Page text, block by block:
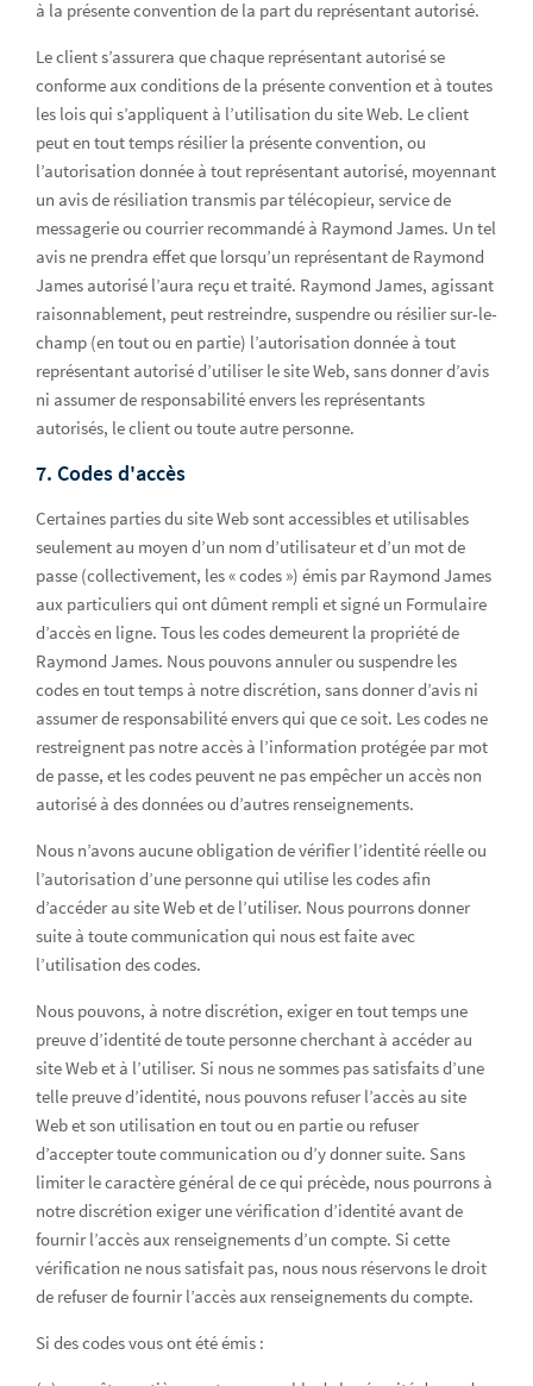
à la présente convention de la part du représentant autorisé.
Le client s’assurera que chaque représentant autorisé se
conforme aux conditions de la présente convention et à toutes
les lois qui s’appliquent à l’utilisation du site Web. Le client
peut en tout temps résilier la présente convention, ou
l’autorisation donnée à tout représentant autorisé, moyennant
un avis de résiliation transmis par télécopieur, service de
messagerie ou courrier recommandé à Raymond James. Un tel
avis ne prendra effet que lorsqu’un représentant de Raymond
James autorisé l’aura reçu et traité. Raymond James, agissant
raisonnablement, peut restreindre, suspendre ou résilier sur-le-
champ (en tout ou en partie) l’autorisation donnée à tout
représentant autorisé d’utiliser le site Web, sans donner d’avis
ni assumer de responsabilité envers les représentants
autorisés, le client ou toute autre personne.
7. Codes d'accès
Certaines parties du site Web sont accessibles et utilisables
seulement au moyen d’un nom d’utilisateur et d’un mot de
passe (collectivement, les « codes ») émis par Raymond James
aux particuliers qui ont dûment rempli et signé un Formulaire
d’accès en ligne. Tous les codes demeurent la propriété de
Raymond James. Nous pouvons annuler ou suspendre les
codes en tout temps à notre discrétion, sans donner d’avis ni
assumer de responsabilité envers qui que ce soit. Les codes ne
restreignent pas notre accès à l’information protégée par mot
de passe, et les codes peuvent ne pas empêcher un accès non
autorisé à des données ou d’autres renseignements.
Nous n’avons aucune obligation de vérifier l’identité réelle ou
l’autorisation d’une personne qui utilise les codes afin
d’accéder au site Web et de l’utiliser. Nous pourrons donner
suite à toute communication qui nous est faite avec
l’utilisation des codes.
Nous pouvons, à notre discrétion, exiger en tout temps une
preuve d’identité de toute personne cherchant à accéder au
site Web et à l’utiliser. Si nous ne sommes pas satisfaits d’une
telle preuve d’identité, nous pouvons refuser l’accès au site
Web et son utilisation en tout ou en partie ou refuser
d’accepter toute communication ou d’y donner suite. Sans
limiter le caractère général de ce qui précède, nous pourrons à
notre discrétion exiger une vérification d’identité avant de
fournir l’accès aux renseignements d’un compte. Si cette
vérification ne nous satisfait pas, nous nous réservons le droit
de refuser de fournir l’accès aux renseignements du compte.
Si des codes vous ont été émis :